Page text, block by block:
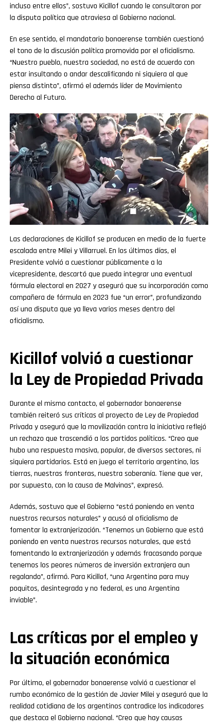
incluso entre ellos”, sostuvo Kicillof cuando le consultaron por
la disputa política que atraviesa al Gobierno nacional.
En ese sentido, el mandatario bonaerense también cuestionó
el tono de la discusión política promovida por el oficialismo.
“Nuestro pueblo, nuestra sociedad, no está de acuerdo con
estar insultando o andar descalificando ni siquiera al que
piensa distinto”, afirmó el además líder de Movimiento
Derecho al Futuro.
Las declaraciones de Kicillof se producen en medio de la fuerte
escalada entre Milei y Villarruel. En los últimos días, el
Presidente volvió a cuestionar públicamente a la
vicepresidente, descartó que pueda integrar una eventual
fórmula electoral en 2027 y aseguró que su incorporación como
compañera de fórmula en 2023 fue “un error”, profundizando
así una disputa que ya lleva varios meses dentro del
oficialismo.
Kicillof volvió a cuestionar
la Ley de Propiedad Privada
Durante el mismo contacto, el gobernador bonaerense
también reiteró sus críticas al proyecto de Ley de Propiedad
Privada y aseguró que la movilización contra la iniciativa reflejó
un rechazo que trascendió a los partidos políticos. “Creo que
hubo una respuesta masiva, popular, de diversos sectores, ni
siquiera partidarios. Está en juego el territorio argentino, las
tierras, nuestras fronteras, nuestra soberanía. Tiene que ver,
por supuesto, con la causa de Malvinas”, expresó.
Además, sostuvo que el Gobierno “está poniendo en venta
nuestros recursos naturales” y acusó al oficialismo de
fomentar la extranjerización. “Tenemos un Gobierno que está
poniendo en venta nuestros recursos naturales, que está
fomentando la extranjerización y además fracasando porque
tenemos los peores números de inversión extranjera aun
regalando”, afirmó. Para Kicillof, “una Argentina para muy
poquitos, desintegrada y no federal, es una Argentina
inviable”.
Las críticas por el empleo y
la situación económica
Por último, el gobernador bonaerense volvió a cuestionar el
rumbo económico de la gestión de Javier Milei y aseguró que la
realidad cotidiana de los argentinos contradice los indicadores
que destaca el Gobierno nacional. “Creo que hay causas